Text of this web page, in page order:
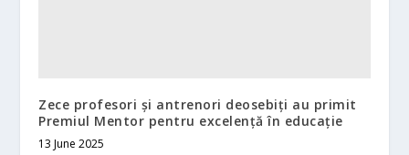
Zece profesori și antrenori deosebiți au primit
Premiul Mentor pentru excelență în educație
13 June 2025